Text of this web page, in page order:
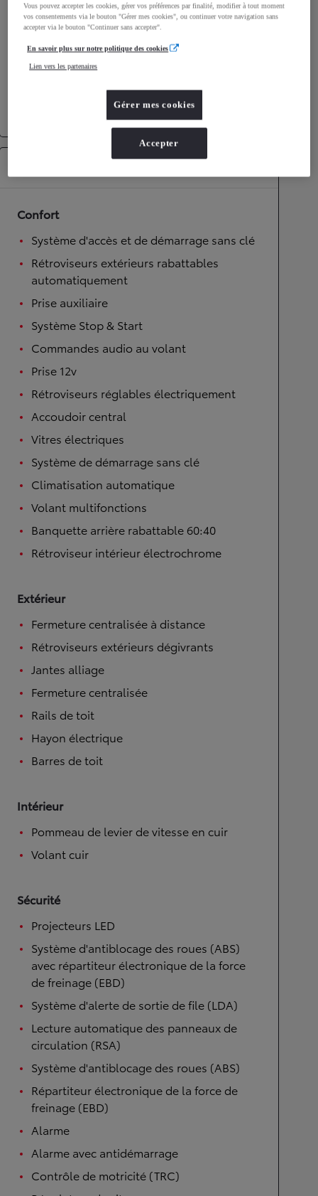
Vitesse maximale 180km/h
Accélération 0-100km/h
Transmission
Roues motrices avant
Boîte automatique
Confort
Système d'accès et de démarrage sans clé
Rétroviseurs extérieurs rabattables
automatiquement
Prise auxiliaire
Système Stop & Start
Commandes audio au volant
Prise 12v
Rétroviseurs réglables électriquement
Accoudoir central
Vitres électriques
Système de démarrage sans clé
Climatisation automatique
Volant multifonctions
Banquette arrière rabattable 60:40
Rétroviseur intérieur électrochrome
Extérieur
Fermeture centralisée à distance
Rétroviseurs extérieurs dégivrants
Jantes alliage
Fermeture centralisée
Rails de toit
Hayon électrique
Barres de toit
Intérieur
Pommeau de levier de vitesse en cuir
Volant cuir
Sécurité
Projecteurs LED
Système d'antiblocage des roues (ABS)
avec répartiteur électronique de la force
de freinage (EBD)
Système d'alerte de sortie de file (LDA)
Lecture automatique des panneaux de
circulation (RSA)
Système d'antiblocage des roues (ABS)
Répartiteur électronique de la force de
freinage (EBD)
Alarme
Alarme avec antidémarrage
Contrôle de motricité (TRC)
Vous pouvez accepter les cookies, gérer vos préférences par finalité, modifier à tout moment
vos consentements via le bouton "Gérer mes cookies", ou continuer votre navigation sans
accepter via le bouton "Continuer sans accepter".
En savoir plus sur notre politique des cookies
Lien vers les partenaires
Gérer mes cookies
Accepter